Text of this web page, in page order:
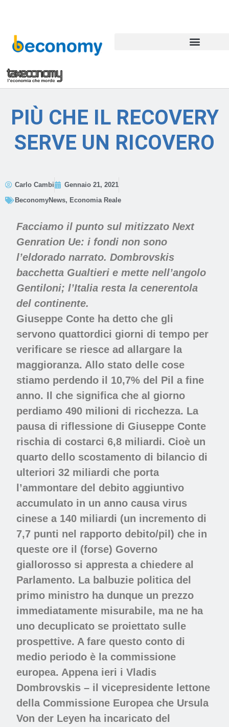
PIÙ CHE IL RECOVERY
SERVE UN RICOVERO
Carlo Cambi
Gennaio 21, 2021
BeconomyNews, Economia Reale
Facciamo il punto sul mitizzato Next
Genration Ue: i fondi non sono
l’eldorado narrato. Dombrovskis
bacchetta Gualtieri e mette nell’angolo
Gentiloni; l’Italia resta la cenerentola
del continente.
Giuseppe Conte ha detto che gli
servono quattordici giorni di tempo per
verificare se riesce ad allargare la
maggioranza. Allo stato delle cose
stiamo perdendo il 10,7% del Pil a fine
anno. Il che significa che al giorno
perdiamo 490 milioni di ricchezza. La
pausa di riflessione di Giuseppe Conte
rischia di costarci 6,8 miliardi. Cioè un
quarto dello scostamento di bilancio di
ulteriori 32 miliardi che porta
l’ammontare del debito aggiuntivo
accumulato in un anno causa virus
cinese a 140 miliardi (un incremento di
7,7 punti nel rapporto debito/pil) che in
queste ore il (forse) Governo
giallorosso si appresta a chiedere al
Parlamento. La balbuzie politica del
primo ministro ha dunque un prezzo
immediatamente misurabile, ma ne ha
uno decuplicato se proiettato sulle
prospettive. A fare questo conto di
medio periodo è la commissione
europea. Appena ieri i Vladis
Dombrovskis – il vicepresidente lettone
della Commissione Europea che Ursula
Von der Leyen ha incaricato del